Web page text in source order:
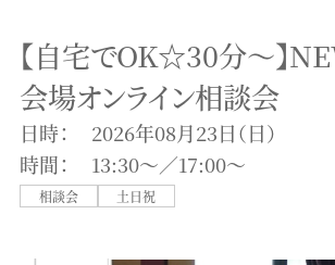
【自宅でOK☆30分～】
会場オンライン相談会
日時：
2026年08月23日（日）
時間：
13:30〜／17:00〜
相談会 土日祝